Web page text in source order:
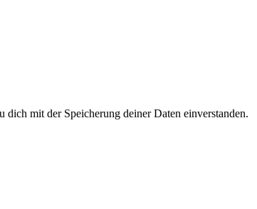
dich mit der Speicherung deiner Daten einverstanden.